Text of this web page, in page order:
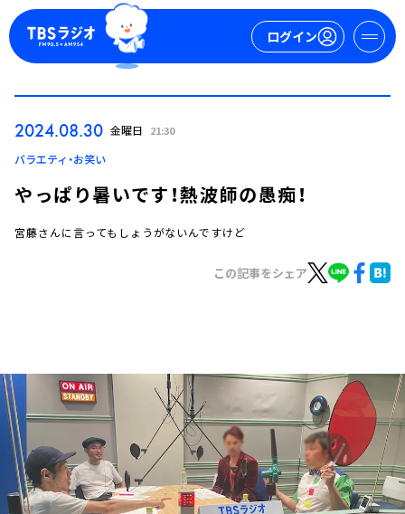
ログイン
ログイン
トピックス
TBS Podcast
お知らせ
イベント・グッズ
YouTube
会社情報
2024.08.30 金曜日 21:30
バラエティ・お笑い
やっぱり暑いです！熱波師の愚痴！
宮藤さんに言ってもしょうがないんですけど
この記事をシェア